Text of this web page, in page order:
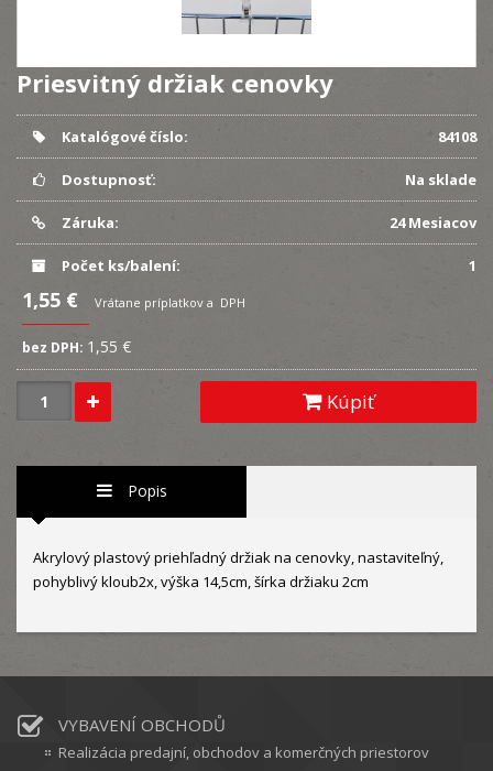
Priesvitný držiak cenovky
Katalógové číslo: 84108
Dostupnosť: Na sklade
Záruka: 24 Mesiacov
Počet ks/balení: 1
1,55 € Vrátane príplatkov a DPH
bez DPH: 1,55 €
Kúpiť
Popis
Akrylový plastový priehľadný držiak na cenovky, nastaviteľný,
pohyblivý kloub2x, výška 14,5cm, šírka držiaku 2cm
VYBAVENÍ OBCHODŮ
Realizácia predajní, obchodov a komerčných priestorov